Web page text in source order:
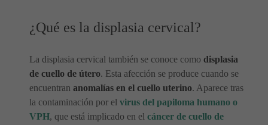
¿Qué es la displasia cervical?
La displasia cervical también se conoce como displasia
de cuello de útero. Esta afección se produce cuando se
encuentran anomalías en el cuello uterino. Aparece tras
la contaminación por el virus del papiloma humano o
VPH, que está implicado en el cáncer de cuello de